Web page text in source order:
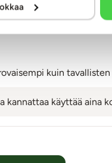
Sensitive -
kuin
kannattaa käyttää aina